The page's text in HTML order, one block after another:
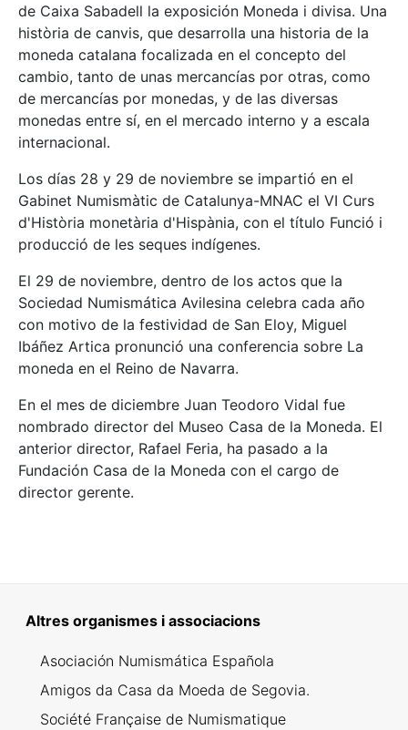
de Caixa Sabadell la exposición Moneda i divisa. Una
història de canvis, que desarrolla una historia de la
moneda catalana focalizada en el concepto del
cambio, tanto de unas mercancías por otras, como
de mercancías por monedas, y de las diversas
monedas entre sí, en el mercado interno y a escala
internacional.
Los días 28 y 29 de noviembre se impartió en el
Gabinet Numismàtic de Catalunya-MNAC el VI Curs
d'Història monetària d'Hispània, con el título Funció i
producció de les seques indígenes.
El 29 de noviembre, dentro de los actos que la
Sociedad Numismática Avilesina celebra cada año
con motivo de la festividad de San Eloy, Miguel
Ibáñez Artica pronunció una conferencia sobre La
moneda en el Reino de Navarra.
En el mes de diciembre Juan Teodoro Vidal fue
nombrado director del Museo Casa de la Moneda. El
anterior director, Rafael Feria, ha pasado a la
Fundación Casa de la Moneda con el cargo de
director gerente.
Altres organismes i associacions
Asociación Numismática Española
Amigos da Casa da Moeda de Segovia.
Société Française de Numismatique